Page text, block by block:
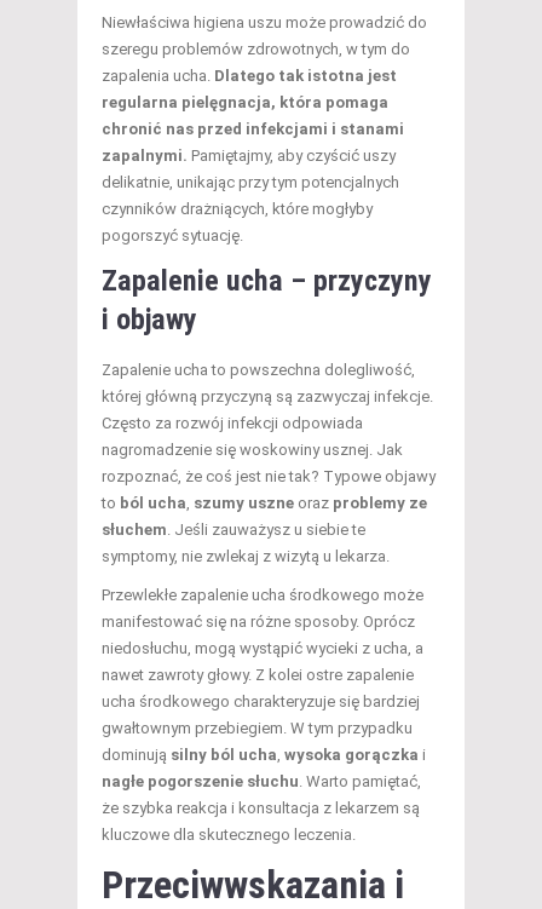
Niewłaściwa higiena uszu może prowadzić do
szeregu problemów zdrowotnych, w tym do
zapalenia ucha. Dlatego tak istotna jest
regularna pielęgnacja, która pomaga
chronić nas przed infekcjami i stanami
zapalnymi. Pamiętajmy, aby czyścić uszy
delikatnie, unikając przy tym potencjalnych
czynników drażniących, które mogłyby
pogorszyć sytuację.
Zapalenie ucha – przyczyny
i objawy
Zapalenie ucha to powszechna dolegliwość,
której główną przyczyną są zazwyczaj infekcje.
Często za rozwój infekcji odpowiada
nagromadzenie się woskowiny usznej. Jak
rozpoznać, że coś jest nie tak? Typowe objawy
to ból ucha, szumy uszne oraz problemy ze
słuchem. Jeśli zauważysz u siebie te
symptomy, nie zwlekaj z wizytą u lekarza.
Przewlekłe zapalenie ucha środkowego może
manifestować się na różne sposoby. Oprócz
niedosłuchu, mogą wystąpić wycieki z ucha, a
nawet zawroty głowy. Z kolei ostre zapalenie
ucha środkowego charakteryzuje się bardziej
gwałtownym przebiegiem. W tym przypadku
dominują silny ból ucha, wysoka gorączka i
nagłe pogorszenie słuchu. Warto pamiętać,
że szybka reakcja i konsultacja z lekarzem są
kluczowe dla skutecznego leczenia.
Przeciwwskazania i